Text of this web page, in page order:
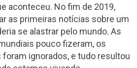
aconteceu. No fim de 2019,
as primeiras notícias sobre um
se alastrar pelo mundo. As
pouco fizeram, os
ignorados, e tudo resultou